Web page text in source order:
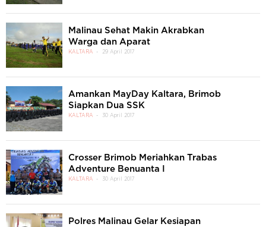
Malinau Sehat Makin Akrabkan
Warga dan Aparat
KALTARA 29 April 2017
Amankan MayDay Kaltara, Brimob
Siapkan Dua SSK
KALTARA 30 April 2017
Crosser Brimob Meriahkan Trabas
Adventure Benuanta I
KALTARA 30 April 2017
Polres Malinau Gelar Kesiapan